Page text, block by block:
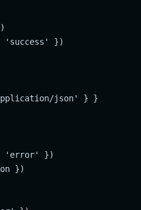
'success' })
json' } }
'error' })
})